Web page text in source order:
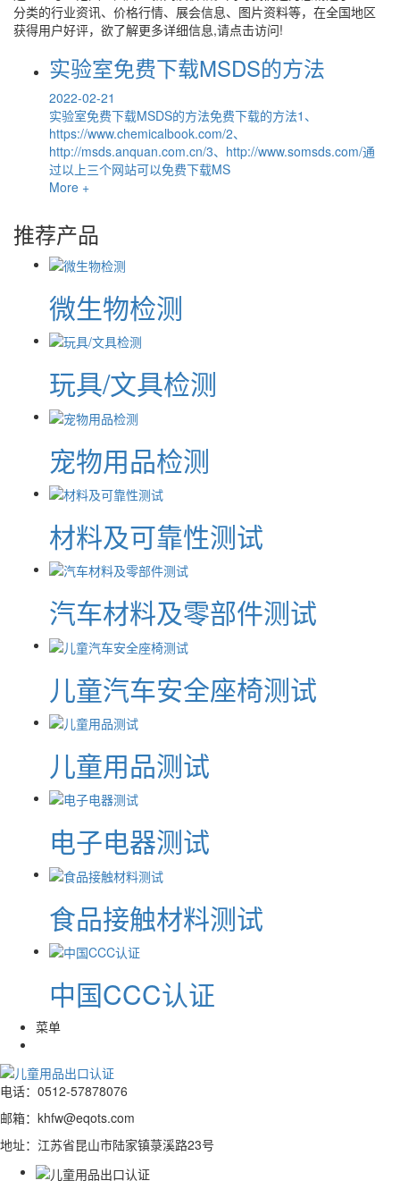
分类的行业资讯、价格行情、展会信息、图片资料等，在全国地区
获得用户好评，欲了解更多详细信息,请点击访问!
实验室免费下载MSDS的方法
2022-02-21
实验室免费下载MSDS的方法免费下载的方法1、
https://www.chemicalbook.com/2、
http://msds.anquan.com.cn/3、http://www.somsds.com/通
过以上三个网站可以免费下载MS
More +
推荐产品
微生物检测
玩具/文具检测
宠物用品检测
材料及可靠性测试
汽车材料及零部件测试
儿童汽车安全座椅测试
儿童用品测试
电子电器测试
食品接触材料测试
中国CCC认证
菜单
电话：0512-57878076
邮箱：khfw@eqots.com
地址：江苏省昆山市陆家镇菉溪路23号